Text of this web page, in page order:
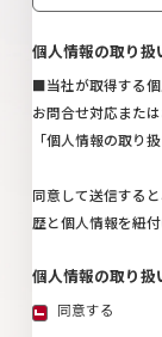
個人情報の取り扱
■当社が取得する
お問合せ対応また
「個人情報の取り
同意して送信する
歴と個人情報を紐
個人情報の取り扱
同意する